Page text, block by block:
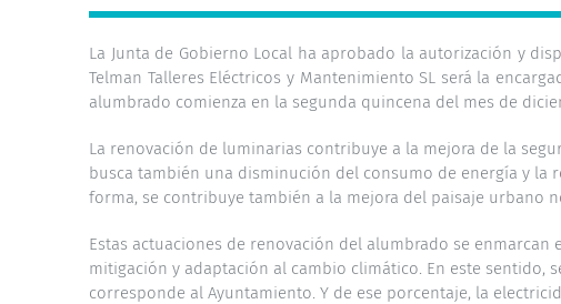
La Junta de Gobierno Local ha aprobado la autorización y
Telman Talleres Eléctricos y Mantenimiento SL será la
alumbrado comienza en la segunda quincena del mes de
La renovación de luminarias contribuye a la mejora de la
busca también una disminución del consumo de energía y la
forma, se contribuye también a la mejora del paisaje urbano
Estas actuaciones de renovación del alumbrado se
mitigación y adaptación al cambio climático. En este sentido,
corresponde al Ayuntamiento. Y de ese porcentaje, la